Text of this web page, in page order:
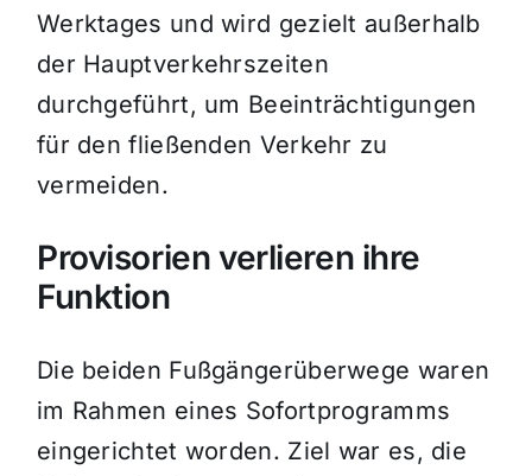
Werktages und wird gezielt außerhalb
der Hauptverkehrszeiten
durchgeführt, um Beeinträchtigungen
für den fließenden Verkehr zu
vermeiden.
Provisorien verlieren ihre
Funktion
Die beiden Fußgängerüberwege waren
im Rahmen eines Sofortprogramms
eingerichtet worden. Ziel war es, die